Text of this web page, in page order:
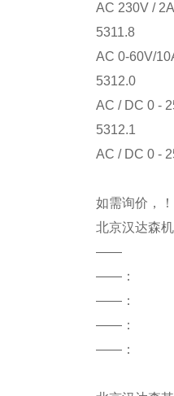
AC 230V /
5311.8
AC 0-60V/
5312.0
AC / DC 0 -
5312.1
AC / DC 0 -
如需询价，！
北京汉达森
——
——：
——：
——：
——：